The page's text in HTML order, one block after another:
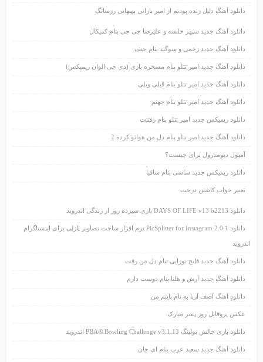
دانلود آهنگ دلیل زنده بودنم از امیر بارانی بهبهانی رزسانگ
دانلود آهنگ جدید سپهر خلسه و علیرضا جی جی بنام کمیکال
دانلود آهنگ جدید زخمی و سوگند بنام حیف
دانلود آهنگ جدید امیر تتلو بنام مسخره بازی (دی جی الوان ریمیکس)
دانلود آهنگ جدید امیر تتلو بنام قیلی ویلی
دانلود آهنگ جدید امیر تتلو بنام جهنم
دانلود ریمیکس جدید امیر تتلو بنام رفتنت
دانلود آهنگ جدید امیر تتلو بنام دل من هواتو کرده 2
آمپول دپومدرول برای چیست؟
دانلود ریمیکس جدید ساسی بنام ساقیا
تعبیر خواب کاشتن درخت
دانلود DAYS OF LIFE v13 b2213 بازی سیزده روز از زندگی اندروید
دانلود PicSplitter for Instagram 2.0.1 نرم افزار ساخت تصاویر پازلی برای اینستاگرام
اندروید
دانلود آهنگ جدید فاتح نورایی بنام دل من رفت
دانلود آهنگ جدید آرش و هلنا بنام دوست دارم
دانلود آهنگ آصف آریا به نام پایتم من
عکس پروفایل روز پسر مبارک
دانلود بازی چالش بولینگ PBA® Bowling Challenge v3.1.13 اندروید
دانلود آهنگ جدید سعید عرب بنام ای جان